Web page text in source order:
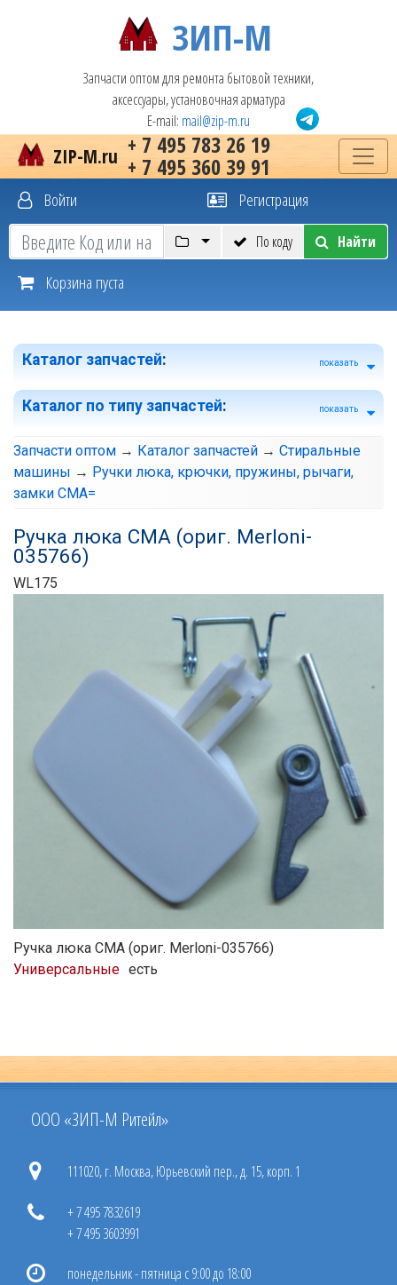
ЗИП-М
Запчасти оптом для ремонта бытовой техники,
аксессуары, установочная арматура
E-mail: mail@zip-m.ru
+ 7 495 783 26 19
+ 7 495 360 39 91
ZIP-M.ru
Войти Регистрация
По коду Найти
Корзина пуста
Каталог запчастей: показать
Каталог по типу запчастей: показать
Запчасти оптом → Каталог запчастей → Стиральные
машины → Ручки люка, крючки, пружины, рычаги,
замки СМА=
Ручка люка СМА (ориг. Merloni-
035766)
WL175
Ручка люка СМА (ориг. Merloni-035766)
Универсальные есть
ООО «ЗИП-М Ритейл»
111020, г. Москва, Юрьевский пер., д. 15, корп. 1
+ 7 495 7832619
+ 7 495 3603991
понедельник - пятница с 9:00 до 18:00